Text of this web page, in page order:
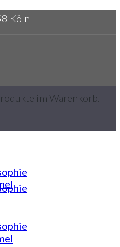
Köln
im Warenkorb.